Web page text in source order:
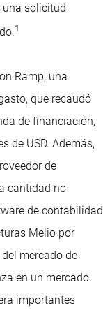
solicitud
1
Ramp, una
que recaudó
de financiación,
de USD. Además,
de
cantidad no
de contabilidad
Melio por
mercado de
en un mercado
importantes